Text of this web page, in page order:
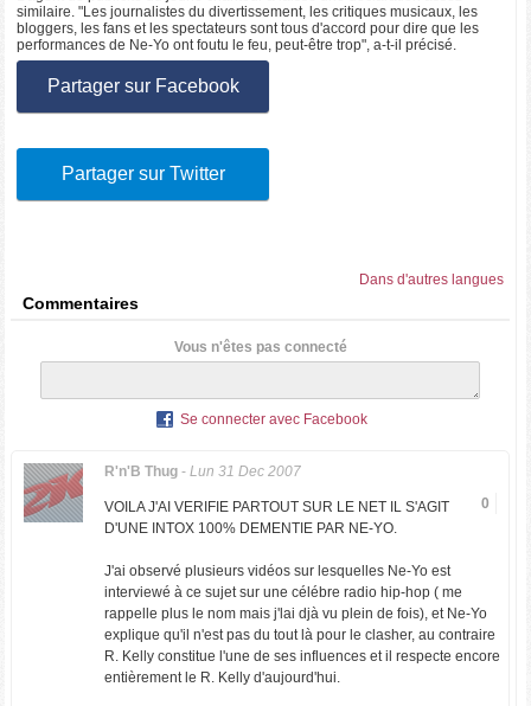
similaire. "Les journalistes du divertissement, les critiques musicaux, les
bloggers, les fans et les spectateurs sont tous d'accord pour dire que les
performances de Ne-Yo ont foutu le feu, peut-être trop", a-t-il précisé.
Partager sur Facebook
Partager sur Twitter
Dans d'autres langues
Commentaires
Vous n'êtes pas connecté
Se connecter avec Facebook
R'n'B Thug- Lun 31 Dec 2007
0
VOILA J'AI VERIFIE PARTOUT SUR LE NET IL S'AGIT
D'UNE INTOX 100% DEMENTIE PAR NE-YO.
J'ai observé plusieurs vidéos sur lesquelles Ne-Yo est
interviewé à ce sujet sur une célébre radio hip-hop ( me
rappelle plus le nom mais j'lai djà vu plein de fois), et Ne-Yo
explique qu'il n'est pas du tout là pour le clasher, au contraire
R. Kelly constitue l'une de ses influences et il respecte encore
entièrement le R. Kelly d'aujourd'hui.